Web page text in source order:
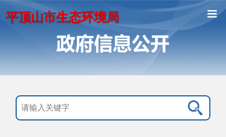
平顶山市生态环境局